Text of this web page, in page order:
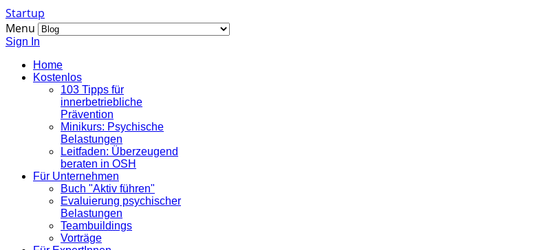
Startup
Menu
Sign In
Home
Kostenlos
103 Tipps für
innerbetriebliche
Prävention
Minikurs: Psychische
Belastungen
Leitfaden: Überzeugend
beraten in OSH
Für Unternehmen
Buch "Aktiv führen"
Evaluierung psychischer
Belastungen
Teambuildings
Vorträge